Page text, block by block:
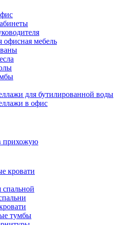
офисная мебель
для бутилированной воды
в офис
прихожую
кровати
тумбы